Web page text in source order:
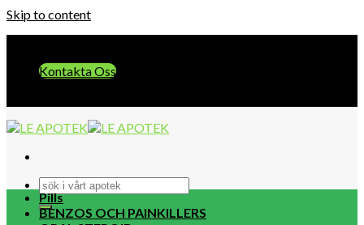
Skip to content
Kontakta Oss
Pills
BENZOS OCH PAINKILLERS